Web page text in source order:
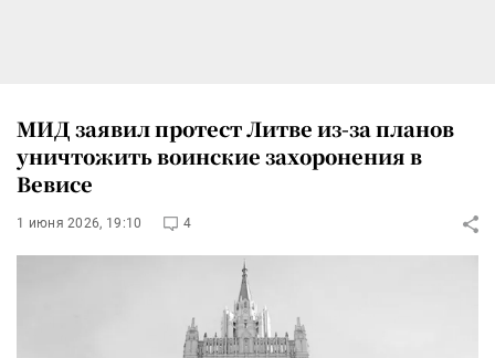
МИД заявил протест Литве из-за планов
уничтожить воинские захоронения в
Вевисе
1 июня 2026, 19:10 4